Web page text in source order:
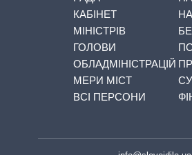
КАБІНЕТ
МІНІСТРІВ
ГОЛОВИ
ОБЛАДМІНІСТРАЦІЙ
МЕРИ МІСТ
ВСІ ПЕРСОНИ